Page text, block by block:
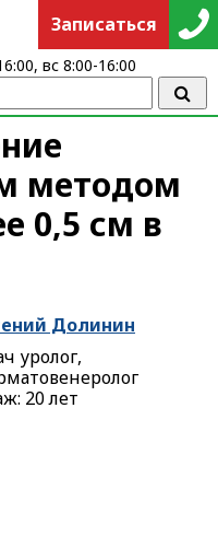
методом
0,5 см в
Долинин
уролог,
20 лет
Записаться
вс 8:00-16:00